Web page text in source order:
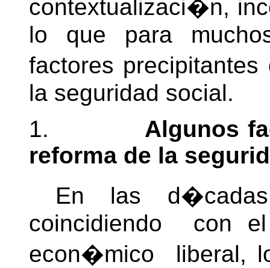
contextualizaci�n,
lo que para
factores
la seguridad social.
1.
Algunos
reforma de la
En las
coincidiendo con el
econ�mico liberal,